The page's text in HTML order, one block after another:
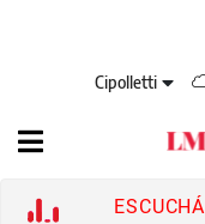
Cipolletti
ESCUCHÁ